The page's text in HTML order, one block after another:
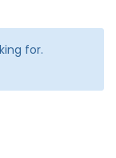
for.